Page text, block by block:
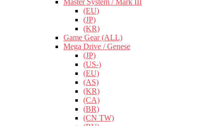
Master System / Mark III
(EU)
(JP)
(KR)
Game Gear (ALL)
Mega Drive / Genese
(JP)
(US-)
(EU)
(AS)
(KR)
(CA)
(BR)
(CN TW)